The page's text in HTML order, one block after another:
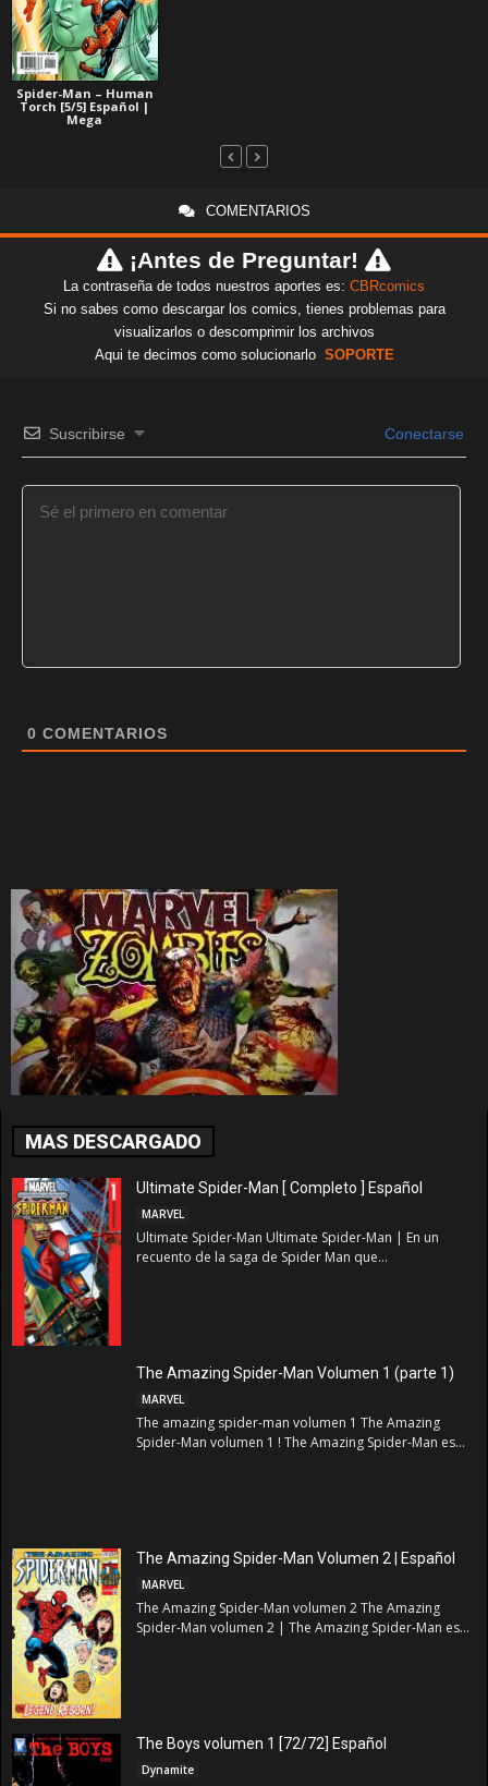
Spider-Man – Human
Torch [5/5] Español |
Mega
COMENTARIOS
¡Antes de Preguntar!
La contraseña de todos nuestros aportes es: CBRcomics
Si no sabes como descargar los comics, tienes problemas para
visualizarlos o descomprimir los archivos
Aqui te decimos como solucionarlo SOPORTE
Suscribirse Conectarse
0 COMENTARIOS
MAS DESCARGADO
Ultimate Spider-Man [ Completo ] Español
MARVEL
Ultimate Spider-Man Ultimate Spider-Man | En un
recuento de la saga de Spider Man que...
The Amazing Spider-Man Volumen 1 (parte 1)
MARVEL
The amazing spider-man volumen 1 The Amazing
Spider-Man volumen 1 ! The Amazing Spider-Man es...
The Amazing Spider-Man Volumen 2 | Español
MARVEL
The Amazing Spider-Man volumen 2 The Amazing
Spider-Man volumen 2 | The Amazing Spider-Man es...
The Boys volumen 1 [72/72] Español
Dynamite